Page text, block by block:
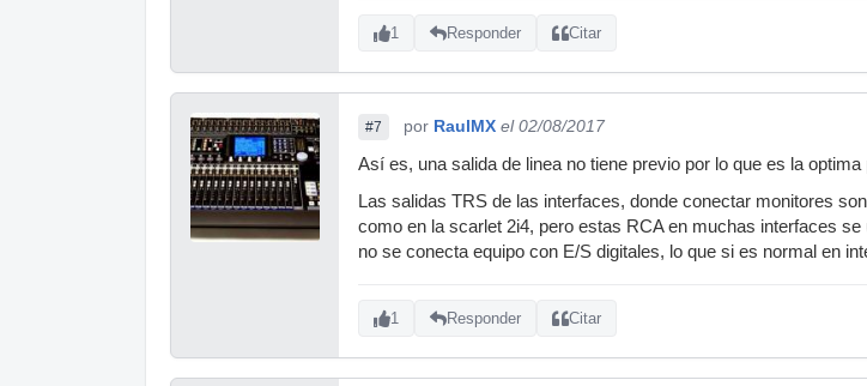
1 Responder Citar
#7 por RaulMX el 02/08/2017
Así es, una salida de linea no tiene previo por lo que es la
Las salidas TRS de las interfaces, donde conectar monitores
como en la scarlet 2i4, pero estas RCA en muchas interfaces
no se conecta equipo con E/S digitales, lo que si es normal en
1 Responder Citar